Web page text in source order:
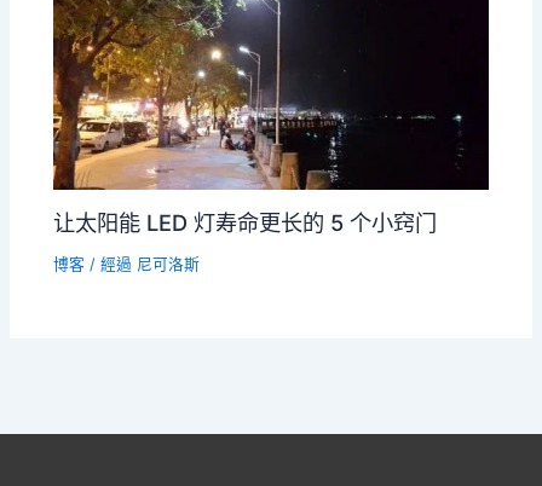
让太阳能 LED 灯寿命更长的 5 个小窍门
博客 / 經過 尼可洛斯